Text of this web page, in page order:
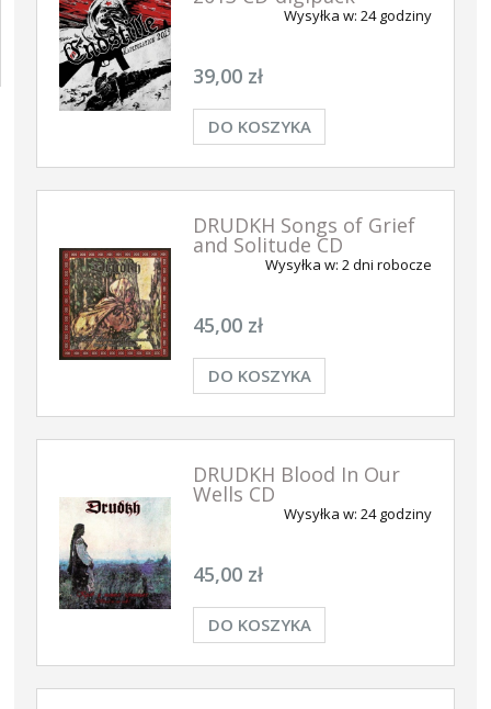
Wysyłka w: 24 godziny
39,00 zł
DO KOSZYKA
DRUDKH Songs of Grief
and Solitude CD
Wysyłka w: 2 dni robocze
45,00 zł
DO KOSZYKA
DRUDKH Blood In Our
Wells CD
Wysyłka w: 24 godziny
45,00 zł
DO KOSZYKA